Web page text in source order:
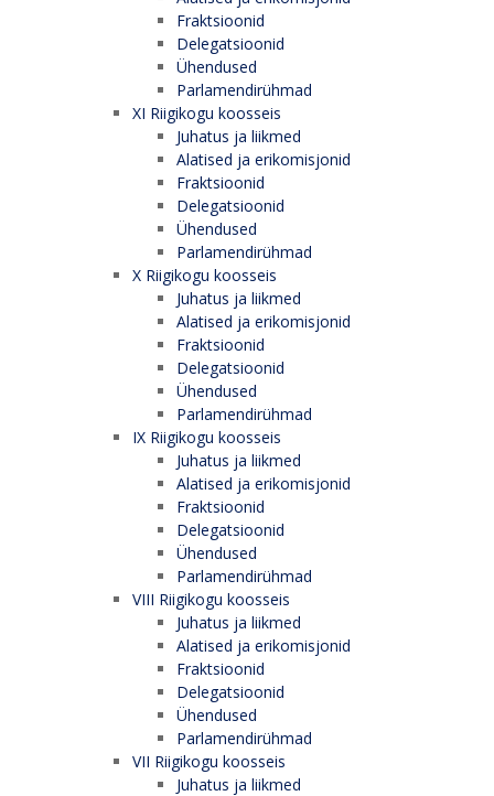
Fraktsioonid
Delegatsioonid
Ühendused
Parlamendirühmad
XI Riigikogu koosseis
Juhatus ja liikmed
Alatised ja erikomisjonid
Fraktsioonid
Delegatsioonid
Ühendused
Parlamendirühmad
X Riigikogu koosseis
Juhatus ja liikmed
Alatised ja erikomisjonid
Fraktsioonid
Delegatsioonid
Ühendused
Parlamendirühmad
IX Riigikogu koosseis
Juhatus ja liikmed
Alatised ja erikomisjonid
Fraktsioonid
Delegatsioonid
Ühendused
Parlamendirühmad
VIII Riigikogu koosseis
Juhatus ja liikmed
Alatised ja erikomisjonid
Fraktsioonid
Delegatsioonid
Ühendused
Parlamendirühmad
VII Riigikogu koosseis
Juhatus ja liikmed